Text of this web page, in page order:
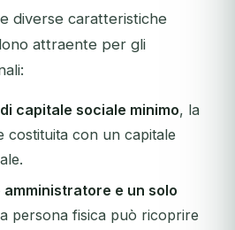
diverse caratteristiche
attraente per gli
capitale sociale minimo, la
costituita con un capitale
amministratore e un solo
persona fisica può ricoprire